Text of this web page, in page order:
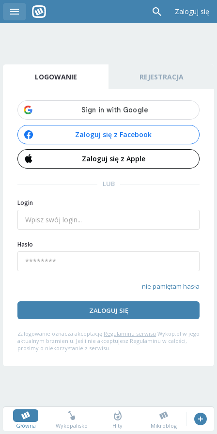
Zaloguj się
LOGOWANIE REJESTRACJA
Zaloguj się z Facebook
Zaloguj się z Apple
LUB
Login
Hasło
nie pamiętam hasła
ZALOGUJ SIĘ
Zalogowanie oznacza akceptację Regulaminu serwisu Wykop.pl w jego
aktualnym brzmieniu. Jeśli nie akceptujesz Regulaminu w całości,
prosimy o niekorzystanie z serwisu.
Główna Wykopalisko Hity Mikroblog